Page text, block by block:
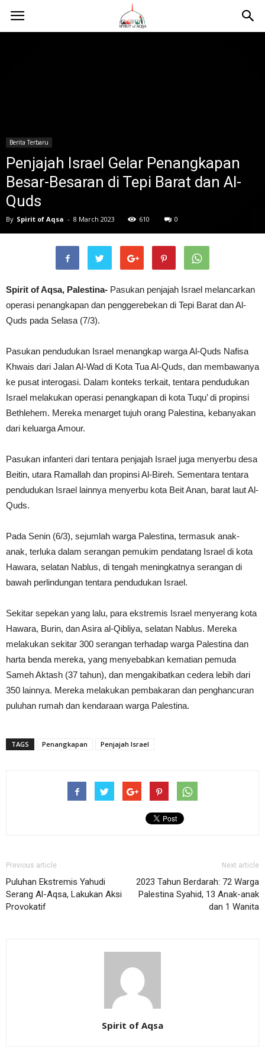
Berita Terbaru
Penjajah Israel Gelar Penangkapan
Besar-Besaran di Tepi Barat dan Al-
Quds
By Spirit of Aqsa - 8 March 2023 610 0
Spirit of Aqsa, Palestina- Pasukan penjajah Israel melancarkan
operasi penangkapan dan penggerebekan di Tepi Barat dan Al-
Quds pada Selasa (7/3).
Pasukan pendudukan Israel menangkap warga Al-Quds Nafisa
Khwais dari Jalan Al-Wad di Kota Tua Al-Quds, dan membawanya
ke pusat interogasi. Dalam konteks terkait, tentara pendudukan
Israel melakukan operasi penangkapan di kota Tuqu’ di propinsi
Bethlehem. Mereka menarget tujuh orang Palestina, kebanyakan
dari keluarga Amour.
Pasukan infanteri dari tentara penjajah Israel juga menyerbu desa
Beitin, utara Ramallah dan propinsi Al-Bireh. Sementara tentara
pendudukan Israel lainnya menyerbu kota Beit Anan, barat laut Al-
Quds.
Pada Senin (6/3), sejumlah warga Palestina, termasuk anak-
anak, terluka dalam serangan pemukim pendatang Israel di kota
Hawara, selatan Nablus, di tengah meningkatnya serangan di
bawah perlindungan tentara pendudukan Israel.
Sekitar sepekan yang lalu, para ekstremis Israel menyerang kota
Hawara, Burin, dan Asira al-Qibliya, selatan Nablus. Mereka
melakukan sekitar 300 serangan terhadap warga Palestina dan
harta benda mereka, yang menyebabkan kematian pemuda
Sameh Aktash (37 tahun), dan mengakibatkan cedera lebih dari
350 lainnya. Mereka melakukan pembakaran dan penghancuran
puluhan rumah dan kendaraan warga Palestina.
TAGS Penangkapan Penjajah Israel
Previous article
Puluhan Ekstremis Yahudi
Serang Al-Aqsa, Lakukan Aksi
Provokatif
Next article
2023 Tahun Berdarah: 72 Warga
Palestina Syahid, 13 Anak-anak
dan 1 Wanita
Spirit of Aqsa